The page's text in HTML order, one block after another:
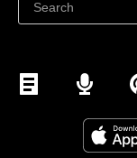
Selg på Instagram